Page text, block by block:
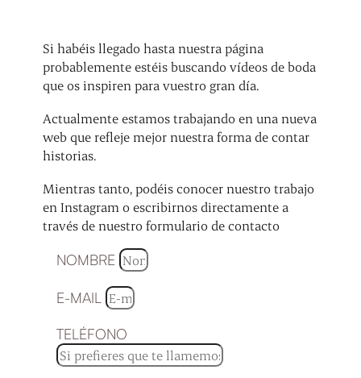
Si habéis llegado hasta nuestra página
probablemente estéis buscando vídeos de boda
que os inspiren para vuestro gran día.
Actualmente estamos trabajando en una nueva
web que refleje mejor nuestra forma de contar
historias.
Mientras tanto, podéis conocer nuestro trabajo
en Instagram o escribirnos directamente a
través de nuestro formulario de contacto
NOMBRE
E-MAIL
TELÉFONO